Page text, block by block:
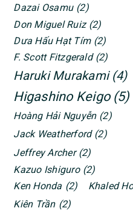
Dazai Osamu (2)
Don Miguel Ruiz (2)
Dưa Hấu Hạt Tím (2)
F. Scott Fitzgerald (2)
Haruki Murakami (4)
Higashino Keigo (5)
Hoàng Hải Nguyễn (2)
Jack Weatherford (2)
Jeffrey Archer (2)
Kazuo Ishiguro (2)
Ken Honda (2) Khaled
Kiên Trần (2)